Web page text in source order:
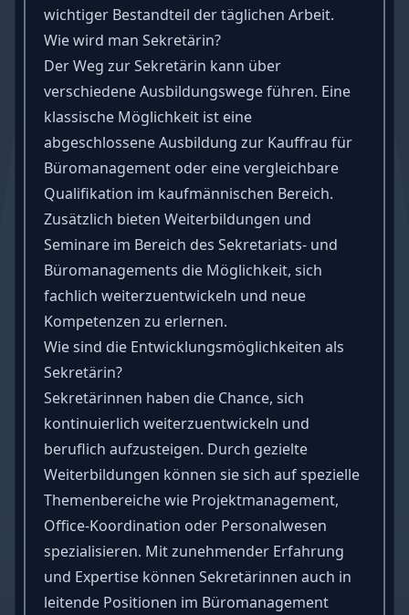
wichtiger Bestandteil der täglichen Arbeit.
Wie wird man Sekretärin?
Der Weg zur Sekretärin kann über
verschiedene Ausbildungswege führen. Eine
klassische Möglichkeit ist eine
abgeschlossene Ausbildung zur Kauffrau für
Büromanagement oder eine vergleichbare
Qualifikation im kaufmännischen Bereich.
Zusätzlich bieten Weiterbildungen und
Seminare im Bereich des Sekretariats- und
Büromanagements die Möglichkeit, sich
fachlich weiterzuentwickeln und neue
Kompetenzen zu erlernen.
Wie sind die Entwicklungsmöglichkeiten als
Sekretärin?
Sekretärinnen haben die Chance, sich
kontinuierlich weiterzuentwickeln und
beruflich aufzusteigen. Durch gezielte
Weiterbildungen können sie sich auf spezielle
Themenbereiche wie Projektmanagement,
Office-Koordination oder Personalwesen
spezialisieren. Mit zunehmender Erfahrung
und Expertise können Sekretärinnen auch in
leitende Positionen im Büromanagement